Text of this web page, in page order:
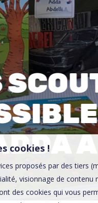
cookies !
proposés par des tiers
visionnage de contenu
des cookies qui vous